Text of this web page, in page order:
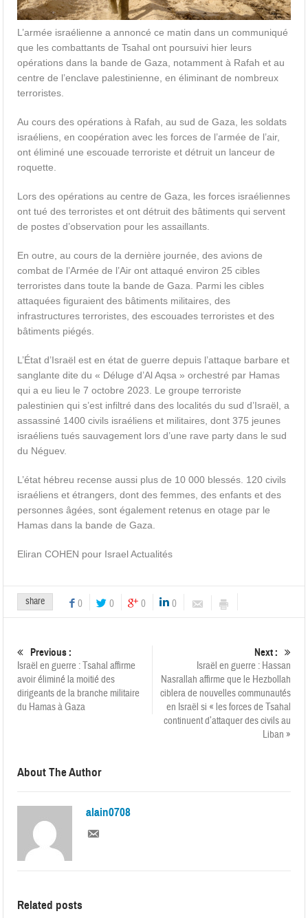
L’armée israélienne a annoncé ce matin dans un communiqué
que les combattants de Tsahal ont poursuivi hier leurs
opérations dans la bande de Gaza, notamment à Rafah et au
centre de l’enclave palestinienne, en éliminant de nombreux
terroristes.
Au cours des opérations à Rafah, au sud de Gaza, les soldats
israéliens, en coopération avec les forces de l’armée de l’air,
ont éliminé une escouade terroriste et détruit un lanceur de
roquette.
Lors des opérations au centre de Gaza, les forces israéliennes
ont tué des terroristes et ont détruit des bâtiments qui servent
de postes d’observation pour les assaillants.
En outre, au cours de la dernière journée, des avions de
combat de l’Armée de l’Air ont attaqué environ 25 cibles
terroristes dans toute la bande de Gaza. Parmi les cibles
attaquées figuraient des bâtiments militaires, des
infrastructures terroristes, des escouades terroristes et des
bâtiments piégés.
L’État d’Israël est en état de guerre depuis l’attaque barbare et
sanglante dite du « Déluge d’Al Aqsa » orchestré par Hamas
qui a eu lieu le 7 octobre 2023. Le groupe terroriste
palestinien qui s’est infiltré dans des localités du sud d’Israël, a
assassiné 1400 civils israéliens et militaires, dont 375 jeunes
israéliens tués sauvagement lors d’une rave party dans le sud
du Néguev.
L’état hébreu recense aussi plus de 10 000 blessés. 120 civils
israéliens et étrangers, dont des femmes, des enfants et des
personnes âgées, sont également retenus en otage par le
Hamas dans la bande de Gaza.
Eliran COHEN pour Israel Actualités
share 0 0 0 0
Previous :
Israël en guerre : Tsahal affirme
avoir éliminé la moitié des
dirigeants de la branche militaire
du Hamas à Gaza
Next :
Israël en guerre : Hassan
Nasrallah affirme que le Hezbollah
ciblera de nouvelles communautés
en Israël si « les forces de Tsahal
continuent d’attaquer des civils au
Liban »
About The Author
alain0708
Related posts